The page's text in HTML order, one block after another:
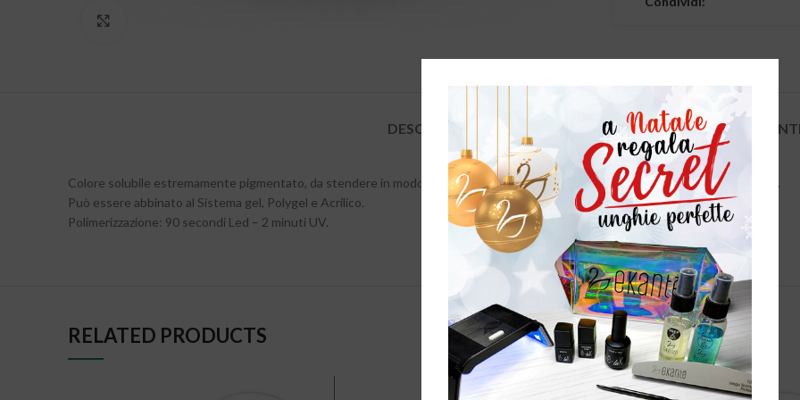
DESCRIPTION PERCHÉ SCEGLIERE
Colore solubile estremamente pigmentato, da stendere in modo sottile per garantire una perfetta polimerizzazione del prodotto.
Può essere abbinato al Sistema gel, Polygel e Acrilico.
Polimerizzazione: 90 secondi Led – 2 minuti UV.
RELATED PRODUCTS